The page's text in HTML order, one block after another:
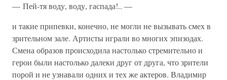
— Пей-тя воду, воду, гаспада!.. —
и такие припевки, конечно, не могли не вызывать смех в
зрительном зале. Артисты играли во многих эпизодах.
Смена образов происходила настолько стремительно и
герои были настолько далеки друг от друга, что зрители
порой и не узнавали одних и тех же актеров. Владимир